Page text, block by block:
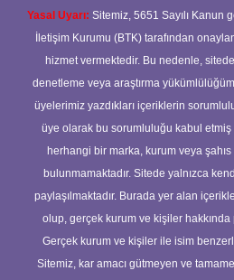
Yasal Uyarı: Sitemiz, 5651 Sayılı Kanun
İletişim Kurumu (BTK) tarafından
hizmet vermektedir. Bu nedenle,
denetleme veya araştırma
üyelerimiz yazdıkları içeriklerin
üye olarak bu sorumluluğu kabul etmiş
herhangi bir marka, kurum veya
bulunmamaktadır. Sitede yalnızca
paylaşılmaktadır. Burada yer alan
olup, gerçek kurum ve kişiler hakkında
Gerçek kurum ve kişiler ile isim
Sitemiz, kar amacı gütmeyen ve